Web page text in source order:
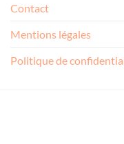
Contact
Mentions légales
Politique de